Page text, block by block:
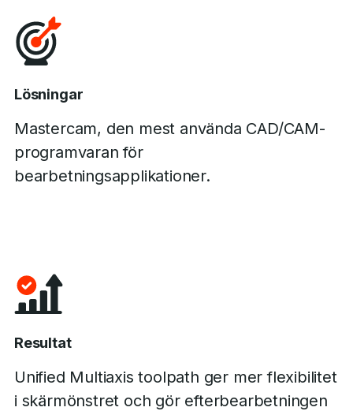
Lösningar
Mastercam, den mest använda CAD/CAM-
programvaran för
bearbetningsapplikationer.
Resultat
Unified Multiaxis toolpath ger mer flexibilitet
i skärmönstret och gör efterbearbetningen